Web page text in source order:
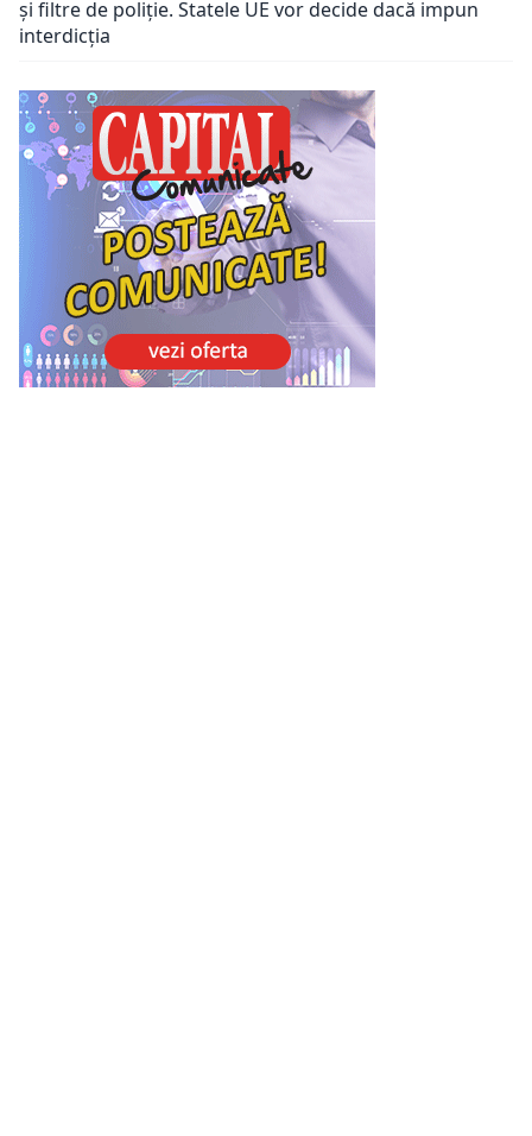
și filtre de poliție. Statele UE vor decide dacă impun
interdicția